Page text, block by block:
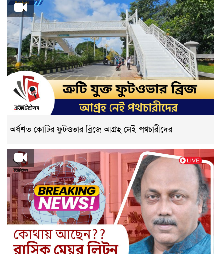
অর্ধশত কোটির ফুটওভার ব্রিজে আগ্রহ নেই পথচারীদের